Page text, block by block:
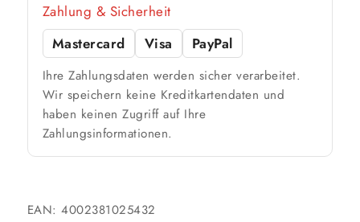
bis ca.39 m²
2 Anstriche
📏 Ihre Fläche
🎨 Jetziger Zustand
2 Anstriche empfohlen
Zahlung & Sicherheit
Mastercard
Visa PayPal
Ihre Zahlungsdaten werden sicher verarbeitet.
Wir speichern keine Kreditkartendaten und
haben keinen Zugriff auf Ihre
Zahlungsinformationen.
EAN:4002381025432